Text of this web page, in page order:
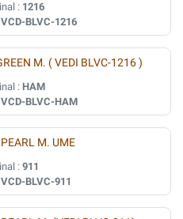
: 1216
VCD-BLVC-1216
M. ( VEDI BLVC-1216 )
: HAM
VCD-BLVC-HAM
M. UME
: 911
VCD-BLVC-911